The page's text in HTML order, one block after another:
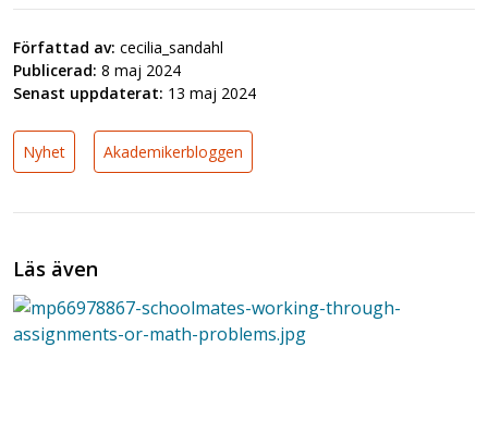
Författad av: cecilia_sandahl
Publicerad: 8 maj 2024
Senast uppdaterat: 13 maj 2024
Nyhet Akademikerbloggen
Läs även